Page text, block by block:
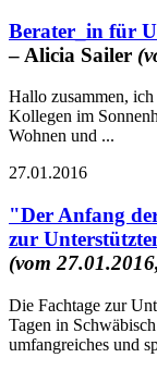
Berater_in für
– Alicia Sailer
Hallo zusammen,
Kollegen im
Wohnen und ...
27.01.2016
"Der Anfang
zur
(vom
Die Fachtage zur
Tagen in
umfangreiches und